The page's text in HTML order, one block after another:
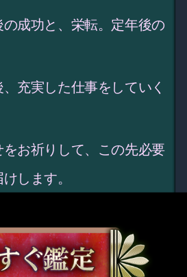
成功と、栄転。定年後の
充実した仕事をしていく
お祈りして、この先必要
します。